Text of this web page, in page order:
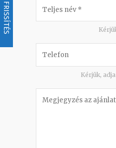
FRISSÍTÉS
Kérjük,